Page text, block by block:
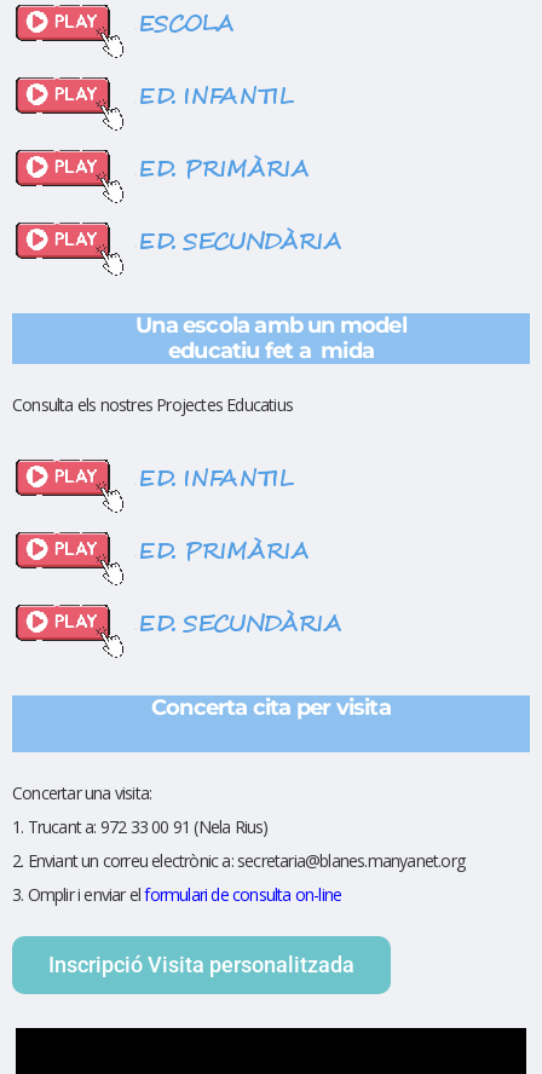
Una escola amb un model
educatiu fet a mida
Consulta els nostres Projectes Educatius
Concerta cita per visita
Concertar una visita:
1. Trucant a: 972 33 00 91 (Nela Rius)
2. Enviant un correu electrònic a: secretaria@blanes.manyanet.org
3. Omplir i enviar elformulari de consulta on-line
Inscripció Visita personalitzada